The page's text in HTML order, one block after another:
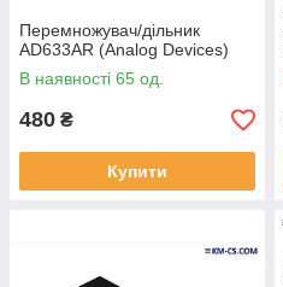
Перемножувач/дільник
AD633AR (Analog Devices)
В наявності 65 од.
480 ₴
Купити